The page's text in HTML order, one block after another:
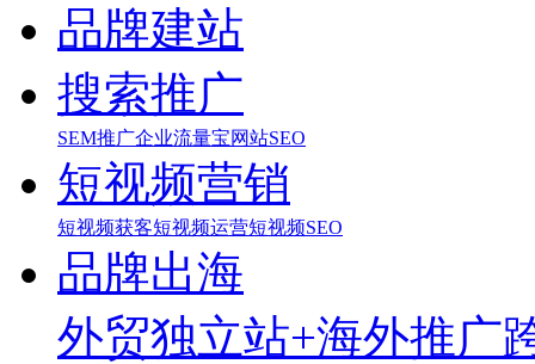
品牌建站
搜索推广
SEM推广企业流量宝网站SEO
短视频营销
短视频获客短视频运营短视频SEO
品牌出海
外贸独立站+海外推广